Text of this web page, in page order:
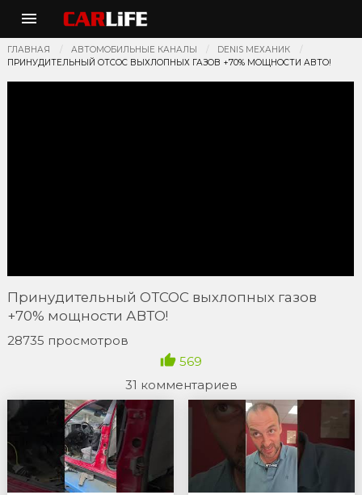
ГЛАВНАЯ АВТОМОБИЛЬНЫЕ КАНАЛЫ
DENIS МЕХАНИК
ПРИНУДИТЕЛЬНЫЙ ОТСОС ВЫХЛОПНЫХ ГАЗОВ +70% МОЩНОСТИ АВТО!
Принудительный ОТСОС выхлопных газов
+70% мощности АВТО!
28735 просмотров
569
31 комментариев